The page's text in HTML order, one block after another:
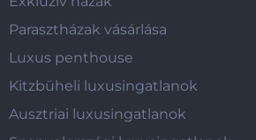
Parasztházak vásárlása
Luxus penthouse
Kitzbüheli luxusingatlanok
Ausztriai luxusingatlanok